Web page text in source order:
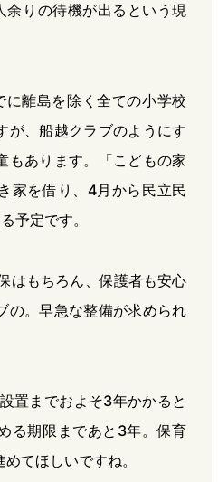
余りの待機が出るという現
離島を除く全ての小学校
が、船越クラブのようにす
もあります。「こどもの家
家を借り、4月から民立民
予定です。
はもちろん、保護者も安心
の。早急な整備が求められ
置までおよそ3年かかると
る期限まであと3年。保育
てほしいですね。